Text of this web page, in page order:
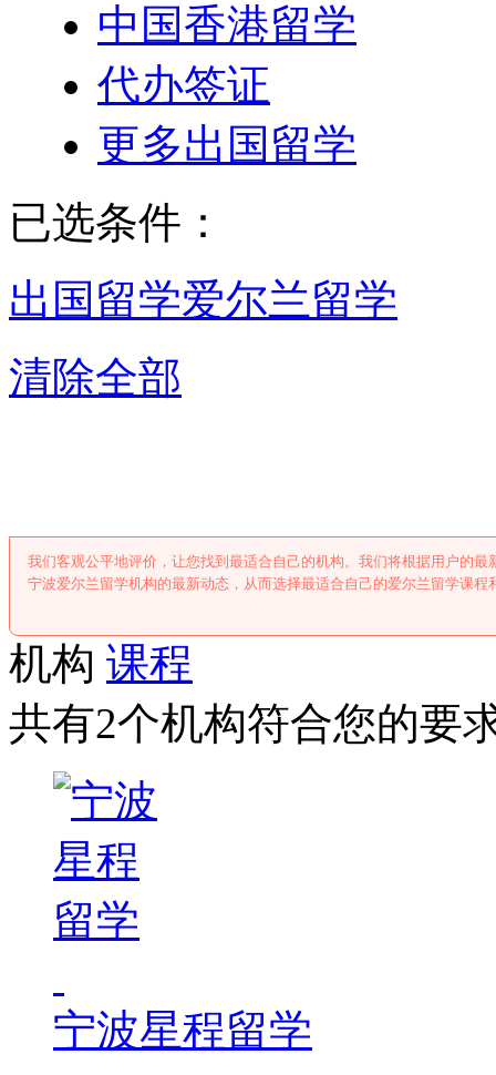
中国香港留学
代办签证
更多出国留学
已选条件：
出国留学爱尔兰留学
清除全部
我们客观公平地评价，让您找到最适合自己的机构。我们将根据用户的
宁波爱尔兰留学机构的最新动态，从而选择最适合自己的爱尔兰留学课程
机构 课程
共有2个机构符合您的要
宁波星程留学